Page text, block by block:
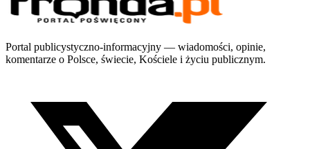
Portal publicystyczno-informacyjny — wiadomości, opinie,
komentarze o Polsce, świecie, Kościele i życiu publicznym.